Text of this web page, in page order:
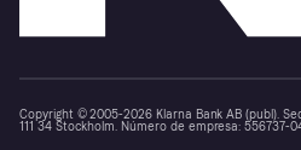
Copyright © 2005-2026 Klarna Bank AB (publ).
111 34 Stockholm. Número de empresa: 556737-